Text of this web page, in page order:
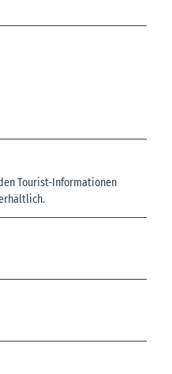
Tourist-Informationen